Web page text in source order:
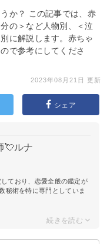
か？ この記事では、赤
の＞など人物別、＜泣
に解説します。赤ちゃ
で参考にしてくださ
2023年08月21日 更新
シェア
💘ルナ
ており、恋愛全般の鑑定が
秘術を特に専門としていま